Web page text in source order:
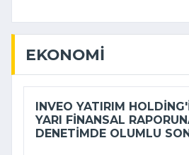
EKONOMI
INVEO YATIRIM
YARI FINANSAL
DENETIMDE OLUMLU